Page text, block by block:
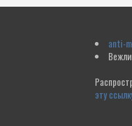
anti-
эту